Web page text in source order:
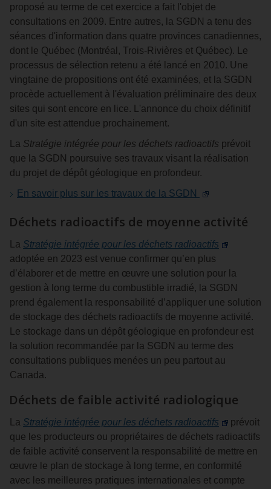
proposé au terme de cet exercice a fait l'objet de
consultations en 2009. Entre autres, la SGDN a tenu des
séances d'information dans quatre provinces canadiennes,
dont le Québec (Montréal, Trois-Rivières et Québec). Le
processus de sélection retenu a été lancé en 2010. Une
vingtaine de propositions ont été examinées, et la SGDN
procède actuellement à l'évaluation préliminaire des deux
sites qui sont encore en lice. L'annonce du choix définitif
d'un site est attendue prochainement.
La Stratégie intégrée pour les déchets radioactifs prévoit
que la SGDN poursuive ses travaux visant la réalisation
du projet de dépôt géologique en profondeur.
En savoir plus sur les travaux de la SGDN
Déchets radioactifs de moyenne activité
La Stratégie intégrée pour les déchets radioactifs
adoptée en 2023 est venue confirmer qu’en plus
d’élaborer et de mettre en œuvre une solution pour la
gestion à long terme du combustible irradié, la SGDN
prend également la responsabilité d’appliquer une solution
de stockage des déchets radioactifs de moyenne activité.
Le stockage dans un dépôt géologique en profondeur est
la solution recommandée par la SGDN au terme des
consultations publiques menées un peu partout au
Canada.
Déchets de faible activité radiologique
La Stratégie intégrée pour les déchets radioactifs
prévoit
que les producteurs ou propriétaires de déchets radioactifs
de faible activité conservent la responsabilité de mettre en
œuvre le plan de stockage à long terme, en conformité
avec les meilleures pratiques internationales et compte